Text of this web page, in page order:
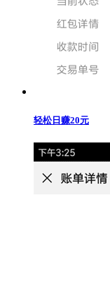
轻松日赚20元